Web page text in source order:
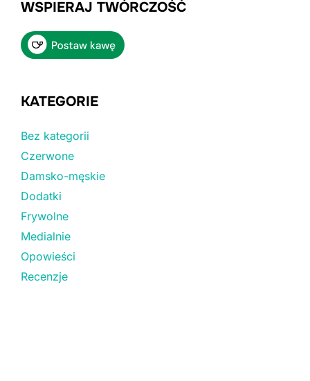
WSPIERAJ TWÓRCZOŚĆ
KATEGORIE
Bez kategorii
Czerwone
Damsko-męskie
Dodatki
Frywolne
Medialnie
Opowieści
Recenzje